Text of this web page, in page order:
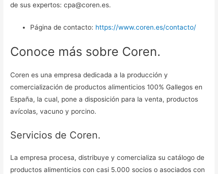
de sus expertos: cpa@coren.es.
Página de contacto: https://www.coren.es/contacto/
Conoce más sobre Coren.
Coren es una empresa dedicada a la producción y
comercialización de productos alimenticios 100% Gallegos en
España, la cual, pone a disposición para la venta, productos
avícolas, vacuno y porcino.
Servicios de Coren.
La empresa procesa, distribuye y comercializa su catálogo de
productos alimenticios con casi 5.000 socios o asociados con